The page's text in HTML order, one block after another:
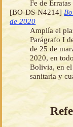
Fe de Erratas
[BO-DS-N4214]
de 2020
Amplía el
Parágrafo I
de 25 de
2020, en
Bolivia, en el
sanitaria y